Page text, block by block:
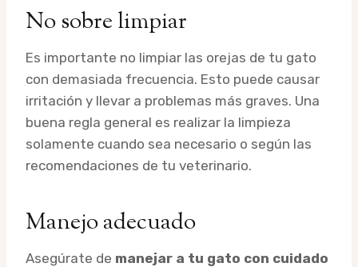
No sobre limpiar
Es importante no limpiar las orejas de tu gato
con demasiada frecuencia. Esto puede causar
irritación y llevar a problemas más graves. Una
buena regla general es realizar la limpieza
solamente cuando sea necesario o según las
recomendaciones de tu veterinario.
Manejo adecuado
Asegúrate de manejar a tu gato con cuidado